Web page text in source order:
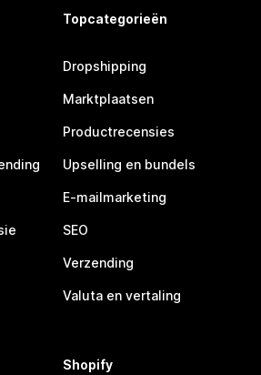
Topcategorieën
Dropshipping
Marktplaatsen
Productrecensies
Upselling en bundels
E-mailmarketing
SEO
Verzending
Valuta en vertaling
Shopify